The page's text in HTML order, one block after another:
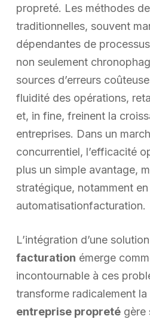
propreté. Les méthodes
traditionnelles, souvent
dépendantes de
non seulement
sources d’erreurs
fluidité des opérations,
et, in fine, freinent la
entreprises. Dans un
concurrentiel, l’efficacité
plus un simple avantage,
stratégique, notamment
automatisationfacturation.
L’intégration d’une solution
facturation émerge
incontournable à ces
transforme radicalement
entreprise propretégère